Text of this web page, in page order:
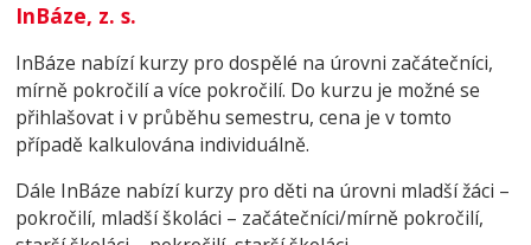
InBáze, z. s.
InBáze nabízí kurzy pro dospělé na úrovni začátečníci,
mírně pokročilí a více pokročilí. Do kurzu je možné se
přihlašovat i v průběhu semestru, cena je v tomto
případě kalkulována individuálně.
Dále InBáze nabízí kurzy pro děti na úrovni mladší žáci –
pokročilí, mladší školáci – začátečníci/mírně pokročilí,